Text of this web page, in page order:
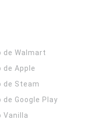
de Walmart
de Apple
de Steam
Google Play
Vanilla